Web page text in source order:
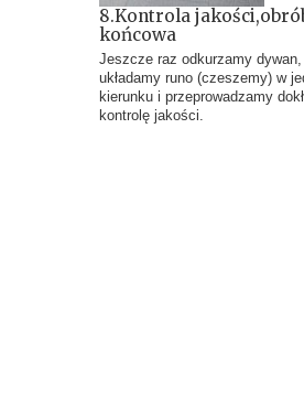
8.Kontrola
końcowa
Jeszcze raz odkurzamy dywan,
układamy runo (czeszemy) w
kierunku i przeprowadzamy
kontrolę jakości.